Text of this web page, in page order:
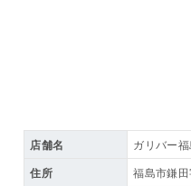
店舗名 ガリバー
住所 福島市鎌